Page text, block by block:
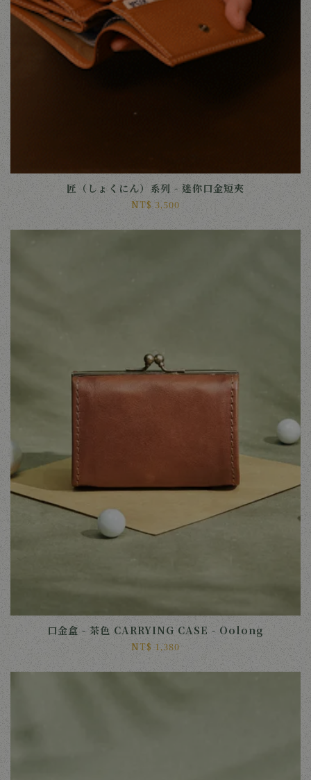
匠（しょくにん）系列 - 迷你口金短夾
NT$ 3,500
口金盒 - 茶色 CARRYING CASE - Oolong
NT$ 1,380